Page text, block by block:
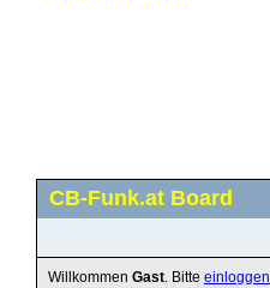
CB-Funk.at Board
Willkommen Gast . Bitte einloggen